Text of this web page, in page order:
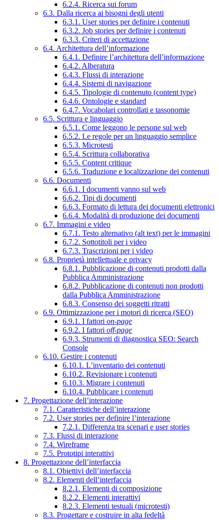
6.2.4. Ricerca sui forum
6.3. Dalla ricerca ai bisogni degli utenti
6.3.1. User stories per definire i contenuti
6.3.2. Job stories per definire i contenuti
6.3.3. Criteri di accettazione
6.4. Architettura dell’informazione
6.4.1. Definire l’architettura dell’informazione
6.4.2. Alberatura
6.4.3. Flussi di interazione
6.4.4. Sistemi di navigazione
6.4.5. Tipologie di contenuto (content type)
6.4.6. Ontologie e standard
6.4.7. Vocabolari controllati e tassonomie
6.5. Scrittura e linguaggio
6.5.1. Come leggono le persone sul web
6.5.2. Le regole per un linguaggio semplice
6.5.3. Microtesti
6.5.4. Scrittura collaborativa
6.5.5. Content critique
6.5.6. Traduzione e localizzazione dei contenuti
6.6. Documenti
6.6.1. I documenti vanno sul web
6.6.2. Tipi di documenti
6.6.3. Formato di lettura dei documenti elettronici
6.6.4. Modalità di produzione dei documenti
6.7. Immagini e video
6.7.1. Testo alternativo (alt text) per le immagini
6.7.2. Sottotitoli per i video
6.7.3. Trascrizioni per i video
6.8. Proprietà intellettuale e privacy
6.8.1. Pubblicazione di contenuti prodotti dalla
Pubblica Amministrazione
6.8.2. Pubblicazione di contenuti non prodotti
dalla Pubblica Amministrazione
6.8.3. Consenso dei soggetti ritratti
6.9. Ottimizzazione per i motori di ricerca (SEO)
6.9.1. I fattori on-page
6.9.2. I fattori off-page
6.9.3. Strumenti di diagnostica SEO: Search
Console
6.10. Gestire i contenuti
6.10.1. L’inventario dei contenuti
6.10.2. Revisionare i contenuti
6.10.3. Migrare i contenuti
6.10.4. Pubblicare i contenuti
7. Progettazione dell’interazione
7.1. Caratteristiche dell’interazione
7.2. User stories per definire l’interazione
7.2.1. Differenza tra scenari e user stories
7.3. Flussi di interazione
7.4. Wireframe
7.5. Prototipi interattivi
8. Progettazione dell’interfaccia
8.1. Obiettivi dell’interfaccia
8.2. Elementi dell’interfaccia
8.2.1. Elementi di composizione
8.2.2. Elementi interattivi
8.2.3. Elementi testuali (microtesti)
8.3. Progettare e costruire in alta fedeltà